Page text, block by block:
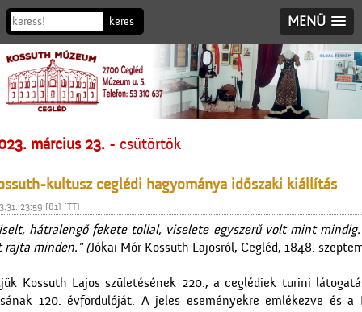
MENÜ
március 23. - csütörtök
kultusz ceglédi hagyománya időszaki kiállítás
23:59 [81] [TT]
hátralengő fekete tollal, viselete egyszerű volt mint
rajta minden." (Jókai Mór Kossuth Lajosról, Cegléd, 1848.
Kossuth Lajos születésének 220., a ceglédiek turini
120. évfordulóját. A jeles eseményekre emlékezve és a